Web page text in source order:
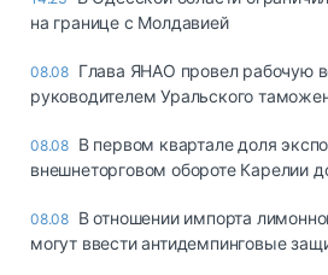
на границе с Молдавией
08.08 Глава ЯНАО провел рабочую
руководителем Уральского
08.08 В первом квартале доля
внешнеторговом обороте Карелии
08.08 В отношении импорта
могут ввести антидемпинговые